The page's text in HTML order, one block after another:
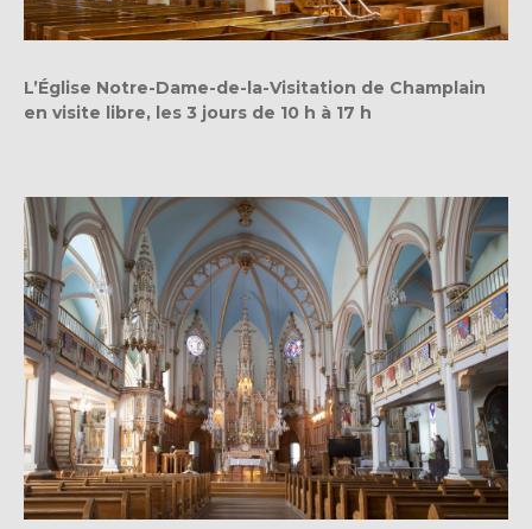
L’Église Notre-Dame-de-la-Visitation de Champlain
en visite libre, les 3 jours de 10 h à 17 h